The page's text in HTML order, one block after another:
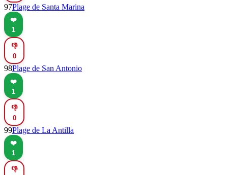
97Plage de Santa Marina
❤️
1
👎
0
98Plage de San Antonio
❤️
1
👎
0
99Plage de La Antilla
❤️
1
👎